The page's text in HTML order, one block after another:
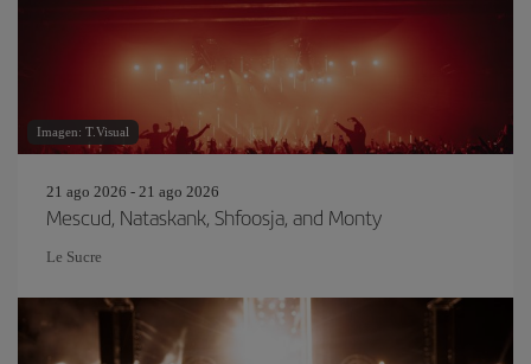
Imagen: T.Visual
21 ago 2026 - 21 ago 2026
Mescud, Nataskank, Shfoosja, and Monty
Le Sucre